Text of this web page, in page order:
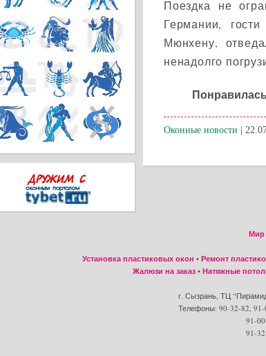
Поездка не
Германии,
Мюнхену,
ненадолго
Оконные новости |
Мир
Установка пластиковых окон • Ремонт
Жалюзи на заказ • Натяжные
г. Сызрань, ТЦ
Телефоны: 90-32-82,
91-
91-